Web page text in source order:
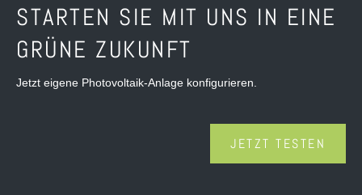
STARTEN SIE MIT UNS IN EINE
GRÜNE ZUKUNFT
Jetzt eigene Photovoltaik-Anlage konfigurieren.
JETZT TESTEN